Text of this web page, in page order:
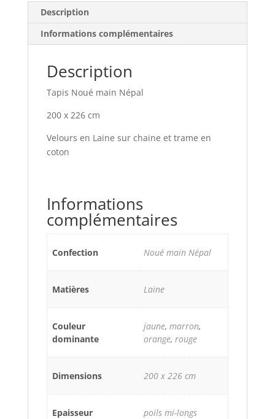
Description
Informations complémentaires
Description
Tapis Noué main Népal
200 x 226 cm
Velours en Laine sur chaine et trame en
coton
Informations
complémentaires
Confection Noué main Népal
Matières Laine
Couleur
dominante
jaune, marron,
orange, rouge
Dimensions 200 x 226 cm
Epaisseur poils mi-longs